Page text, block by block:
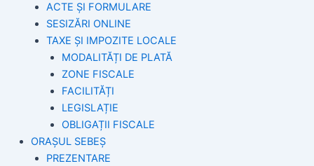
ACTE ȘI FORMULARE
SESIZĂRI ONLINE
TAXE ȘI IMPOZITE LOCALE
MODALITĂȚI DE PLATĂ
ZONE FISCALE
FACILITĂȚI
LEGISLAȚIE
OBLIGAȚII FISCALE
ORAȘUL SEBEȘ
PREZENTARE